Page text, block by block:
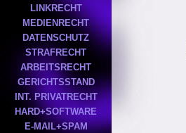
LINKRECHT
MEDIENRECHT
DATENSCHUTZ
STRAFRECHT
ARBEITSRECHT
GERICHTSSTAND
INT. PRIVATRECHT
HARD+SOFTWARE
E-MAIL+SPAM